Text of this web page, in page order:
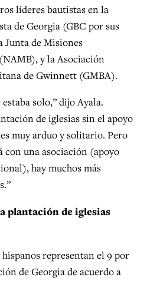
líderes bautistas en la
de Georgia (GBC por sus
Junta de Misiones
y la Asociación
de Gwinnett (GMBA).
solo,” dijo Ayala.
de iglesias sin el apoyo
muy arduo y solitario. Pero
con una asociación (apoyo
hay muchos más
plantación de iglesias
representan el 9 por
de Georgia de acuerdo a